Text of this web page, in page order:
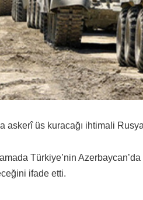
askerî üs kuracağı ihtimali
Türkiye’nin
ifade etti.